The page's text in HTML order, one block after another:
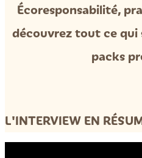
Écoresponsabilité,
découvrez tout ce qui
packs
L'INTERVIEW EN